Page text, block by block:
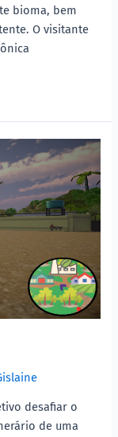
bioma, bem
O visitante
desafiar o
de uma